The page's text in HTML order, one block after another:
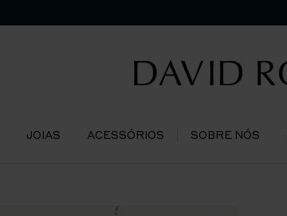
JOIAS ACESSÓRIOS SOBRE NÓS